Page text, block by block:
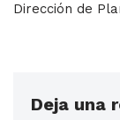
Dirección de
Deja una